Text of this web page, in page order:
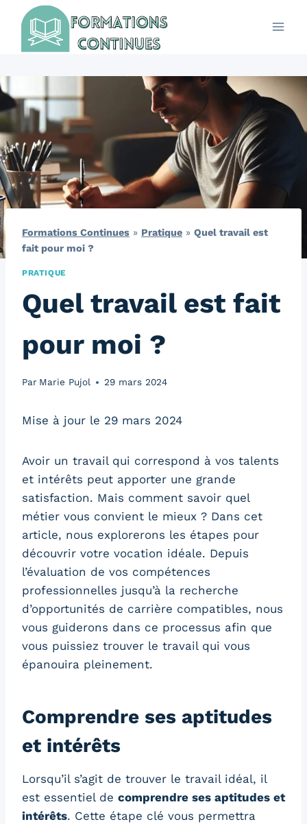
contenu
Formations Continues » Pratique » Quel travail est
fait pour moi ?
PRATIQUE
Quel travail est fait
pour moi ?
Par Marie Pujol 29 mars 2024
Mise à jour le 29 mars 2024
Avoir un travail qui correspond à vos talents
et intérêts peut apporter une grande
satisfaction. Mais comment savoir quel
métier vous convient le mieux ? Dans cet
article, nous explorerons les étapes pour
découvrir votre vocation idéale. Depuis
l’évaluation de vos compétences
professionnelles jusqu’à la recherche
d’opportunités de carrière compatibles, nous
vous guiderons dans ce processus afin que
vous puissiez trouver le travail qui vous
épanouira pleinement.
Comprendre ses aptitudes
et intérêts
Lorsqu’il s’agit de trouver le travail idéal, il
est essentiel de comprendre ses aptitudes et
intérêts. Cette étape clé vous permettra